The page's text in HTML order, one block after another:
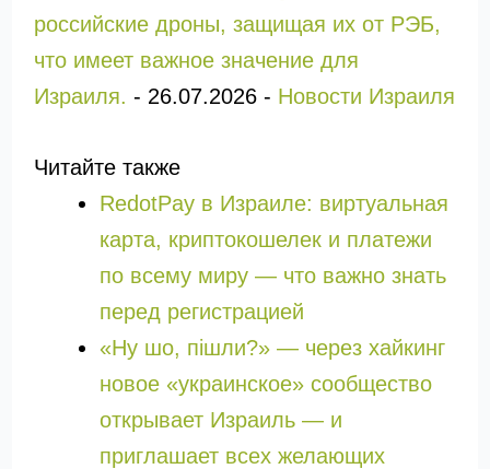
российские дроны, защищая их от РЭБ,
что имеет важное значение для
Израиля. - 26.07.2026- Новости Израиля
Читайте также
RedotPay в Израиле: виртуальная
карта, криптокошелек и платежи
по всему миру — что важно знать
перед регистрацией
«Ну шо, пішли?» — через хайкинг
новое «украинское» сообщество
открывает Израиль — и
приглашает всех желающих